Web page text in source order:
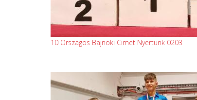
10 Orszagos Bajnoki Cimet Nyertunk 0203